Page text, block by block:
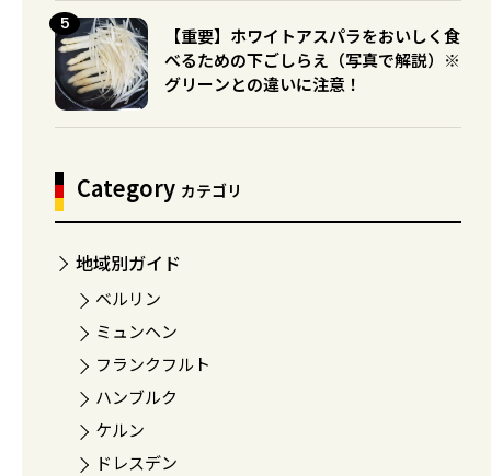
【重要】ホワイトアスパラをおいしく食
べるための下ごしらえ（写真で解説）※
グリーンとの違いに注意！
Category カテゴリ
地域別ガイド
ベルリン
ミュンヘン
フランクフルト
ハンブルク
ケルン
ドレスデン